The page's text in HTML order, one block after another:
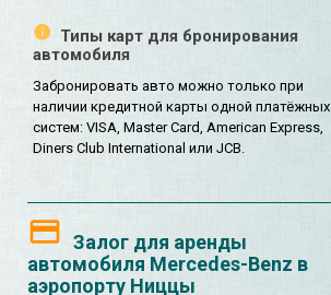
Типы карт для бронирования
автомобиля
Забронировать авто можно только при
наличии кредитной карты одной платёжных
систем: VISA, Master Card, American Express,
Diners Club International или JCB.
Залог для аренды
автомобиля Mercedes-Benz в
аэропорту Ниццы